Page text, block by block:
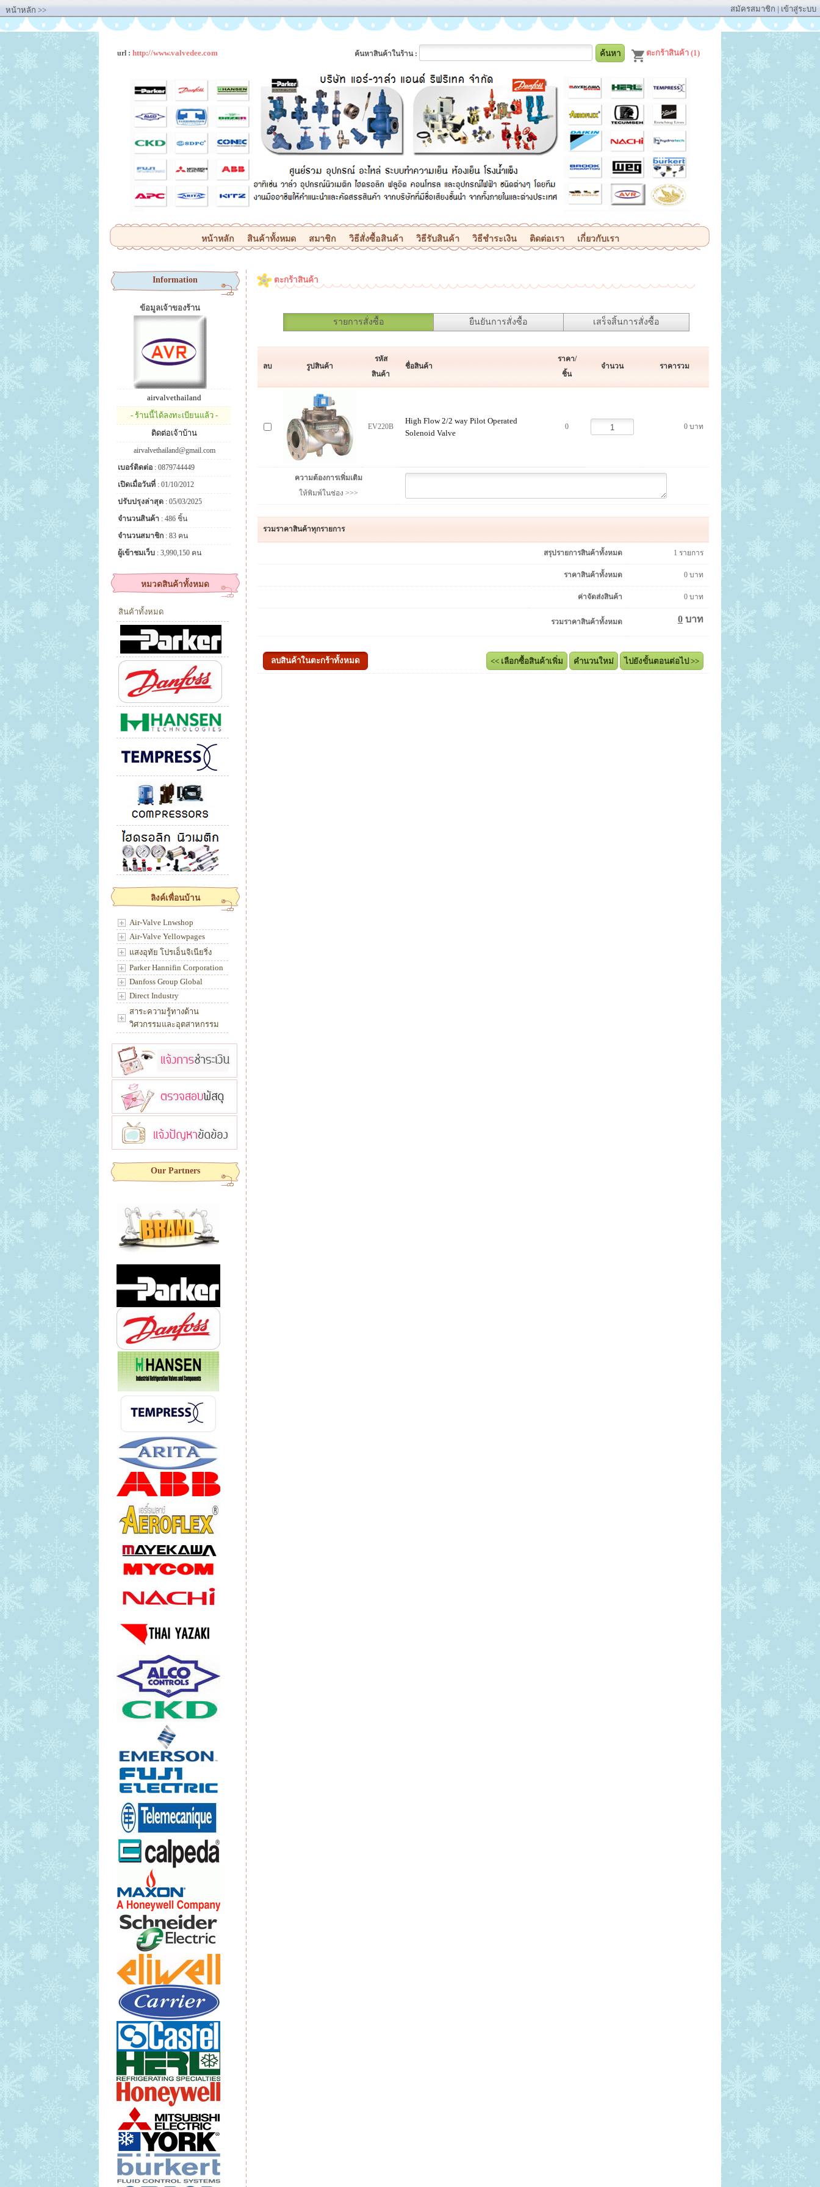
หน้าหลัก >> สมัครสมาชิก | เข้าสู่ระบบ
ตะกร้าสินค้า (1)
url : http://www.valvedee.com ค้นหาสินค้าในร้าน :
หน้าหลัก สินค้าทั้งหมด สมาชิก วิธีสั่งซื้อสินค้า วิธีรับสินค้า วิธีชำระเงิน ติดต่อเรา เกี่ยวกับเรา
Information
ข้อมูลเจ้าของร้าน
airvalvethailand
- ร้านนี้ได้ลงทะเบียนแล้ว -
ติดต่อเจ้าบ้าน
airvalvethailand@gmail.com
เบอร์ติดต่อ : 0879744449
เปิดเมื่อวันที่ : 01/10/2012
ปรับปรุงล่าสุด : 05/03/2025
จำนวนสินค้า : 486 ชิ้น
จำนวนสมาชิก : 83 คน
ผู้เข้าชมเว็บ : 3,990,150 คน
หมวดสินค้าทั้งหมด
สินค้าทั้งหมด
ลิงค์เพื่อนบ้าน
Air-Valve Lnwshop
Air-Valve Yellowpages
แสงอุทัย โปรเอ็นจิเนียริ่ง
Parker Hannifin Corporation
Danfoss Group Global
Direct Industry
สาระความรู้ทางด้าน
วิศวกรรมและอุตสาหกรรม
Our Partners
ตะกร้าสินค้า
รายการสั่งซื้อ ยืนยันการสั่งซื้อ เสร็จสิ้นการสั่งซื้อ
ลบ รูปสินค้า
รหัส
สินค้า
ชื่อสินค้า
ราคา/
ชิ้น
จำนวน ราคารวม
EV220B
High Flow 2/2 way Pilot Operated
Solenoid Valve
0 0 บาท
ความต้องการเพิ่มเติม
ให้พิมพ์ในช่อง >>>
รวมราคาสินค้าทุกรายการ
สรุปรายการสินค้าทั้งหมด 1 รายการ
ราคาสินค้าทั้งหมด 0 บาท
ค่าจัดส่งสินค้า 0 บาท
รวมราคาสินค้าทั้งหมด 0 บาท